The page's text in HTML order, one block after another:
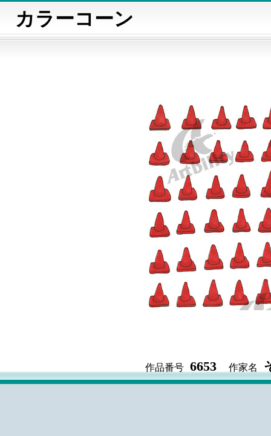
カラーコーン
作品番号 6653 作家名